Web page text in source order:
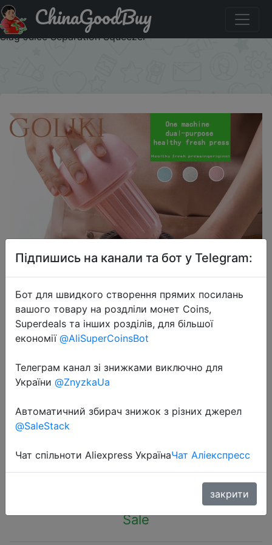
Придбати по акціи Manual Juicer Cup Portable Various
Fruit Household Kitchen Accessories Orange Lemon Juicer
Slag Juice Separation Squeezer
ChinaGoodBuy
Manual Juicer Cup Portable Various
Fruit Household Kitchen
Accessories Orange Lemon Juicer
Slag Juice Separation Squeezer
$5.77
Sale
Підпишись на канали та бот у Telegram:
Бот для швидкого створення прямих посилань
вашого товару на роздліли монет Coins,
Superdeals та інших розділів, для більшої
економії @AliSuperCoinsBot
Телеграм канал зі знижками виключно для
України @ZnyzkaUa
Автоматичний збирач знижок з різних джерел
@SaleStack
Чат спільноти Aliexpress УкраїнаЧат Аліекспресс
закрити